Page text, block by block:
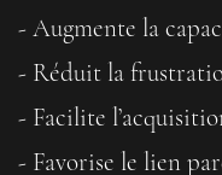
- Augmente la
- Réduit la
- Facilite
- Favorise le lien